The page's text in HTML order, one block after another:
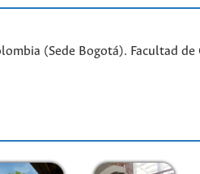
(Sede Bogotá). Facultad de